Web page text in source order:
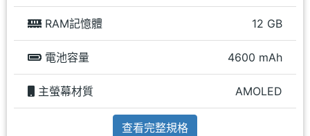
RAM記憶體 12 GB
電池容量 4600 mAh
主螢幕材質 AMOLED
查看完整規格